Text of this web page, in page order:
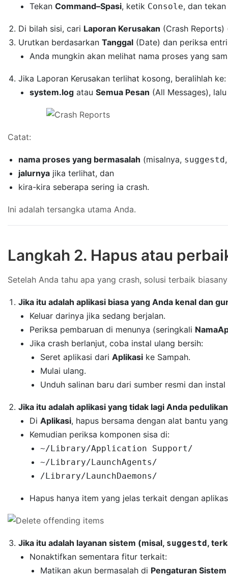
Tekan Command–Spasi, ketik Console, dan tekan
Di bilah sisi, cari Laporan Kerusakan (Crash Reports)
Urutkan berdasarkanTanggal (Date) dan periksa
Anda mungkin akan melihat nama proses yang
Jika Laporan Kerusakan terlihat kosong, beralihlah ke:
system.logatau Semua Pesan (All Messages),
Catat:
nama proses yang bermasalah (misalnya, suggestd
jalurnya jika terlihat, dan
kira-kira seberapa sering ia crash.
Ini adalah tersangka utama Anda.
Langkah 2. Hapus atau
Setelah Anda tahu apa yang crash, solusi terbaik
Jika itu adalah aplikasi biasa yang Anda kenal dan
Keluar darinya jika sedang berjalan.
Periksa pembaruan di menunya (seringkali
Jika crash berlanjut, coba instal ulang bersih:
Seret aplikasi dari Aplikasike Sampah.
Mulai ulang.
Unduh salinan baru dari sumber resmi dan instal
Jika itu adalah aplikasi yang tidak lagi Anda
Di Aplikasi, hapus bersama dengan alat bantu
Kemudian periksa komponen sisa di:
~/Library/Application Support/
~/Library/LaunchAgents/
/Library/LaunchDaemons/
Hapus hanya item yang jelas terkait dengan
Jika itu adalah layanan sistem (misal, suggestd,
Nonaktifkan sementara fitur terkait:
Matikan akun bermasalah di Pengaturan